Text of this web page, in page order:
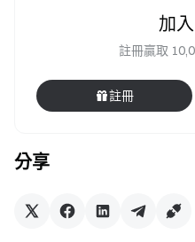
Gate 保留取消用戶參與並沒
7.所有持卡人必須嚴格遵守
和條件，包括《用戶協議》
8.我們有權自行決定更改、
問，請隨時聯繫我們的客服代
區用戶開放。
分享
加
註冊贏取
註冊